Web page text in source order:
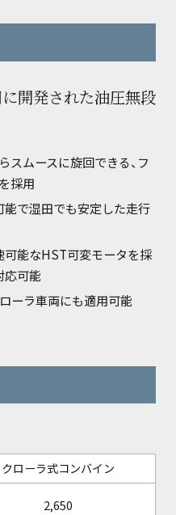
開発された油圧無段
スムースに旋回できる、フ
採用
能で湿田でも安定した走行
能なHST可変モータを採
応可能
ーラ車両にも適用可能
クローラ式コンバイン
2,650